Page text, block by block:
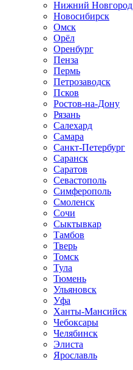
Нижний Новгород
Новосибирск
Омск
Орёл
Оренбург
Пенза
Пермь
Петрозаводск
Псков
Ростов-на-Дону
Рязань
Салехард
Самара
Санкт-Петербург
Саранск
Саратов
Севастополь
Симферополь
Смоленск
Сочи
Сыктывкар
Тамбов
Тверь
Томск
Тула
Тюмень
Ульяновск
Уфа
Ханты-Мансийск
Чебоксары
Челябинск
Элиста
Ярославль